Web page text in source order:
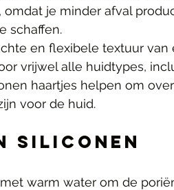
je minder afval
schaffen.
en flexibele textuur van
vrijwel alle huidtypes,
haartjes helpen om
voor de huid.
Siliconen
warm water om de